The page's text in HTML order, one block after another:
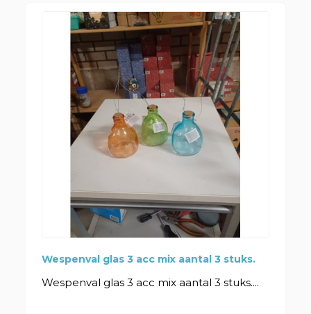
Wespenval glas 3 acc mix aantal 3 stuks.
Wespenval glas 3 acc mix aantal 3 stuks....